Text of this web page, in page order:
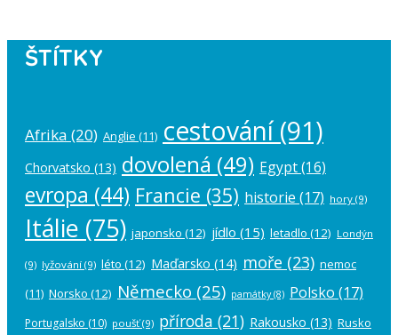
ŠTÍTKY
Afrika (20) Anglie (11) cestování(91)
Chorvatsko (13) dovolená (49) Egypt(16)
evropa (44) Francie (35) historie (17) hory (9)
Itálie (75) japonsko (12) jídlo (15) letadlo (12) Londýn
(9) lyžování (9) léto (12) Maďarsko (14) moře (23) nemoc
(11) Norsko (12) Německo (25) památky(8) Polsko (17)
Portugalsko (10) poušť(9) příroda (21) Rakousko (13) Rusko